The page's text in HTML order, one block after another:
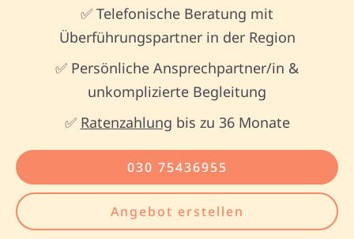
✅ Telefonische Beratung mit
Überführungspartner in der Region
✅ Persönliche Ansprechpartner/in &
unkomplizierte Begleitung
✅ Ratenzahlung bis zu 36 Monate
030 75436955
Angebot erstellen